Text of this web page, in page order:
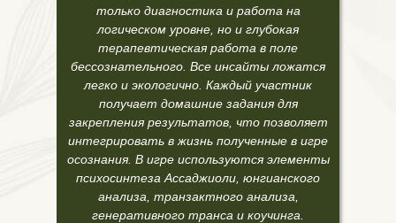
только диагностика и работа на
логическом уровне, но и глубокая
терапевтическая работа в поле
бессознательного. Все инсайты ложатся
легко и экологично. Каждый участник
получает домашние задания для
закрепления результатов, что позволяет
интегрировать в жизнь полученные в игре
осознания. В игре используются элементы
психосинтеза Ассаджиоли, юнгианского
анализа, транзактного анализа,
генеративного транса и коучинга.